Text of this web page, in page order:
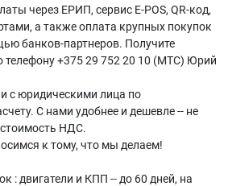
через ЕРИП, сервис E-POS, QR-код,
а также оплата крупных покупок
банков-партнеров. Получите
телефону +375 29 752 20 10 (МТС) Юрий
с юридическими лица по
С нами удобнее и дешевле -- не
НДС.
к тому, что мы делаем!
: двигатели и КПП -- до 60 дней, на